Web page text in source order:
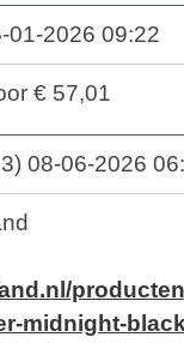
01-2026 09:22
€ 57,01
3) 08-06-2026
midnight-